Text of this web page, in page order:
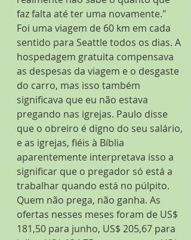
faz falta até ter uma novamente."
Foi uma viagem de 60 km em cada
sentido para Seattle todos os dias. A
hospedagem gratuita compensava
as despesas da viagem e o desgaste
do carro, mas isso também
significava que eu não estava
pregando nas igrejas. Paulo disse
que o obreiro é digno do seu salário,
e as igrejas, fiéis à Bíblia
aparentemente interpretava isso a
significar que o pregador só está a
trabalhar quando está no púlpito.
Quem não prega, não ganha. As
ofertas nesses meses foram de US$
181,50 para junho, US$ 205,67 para